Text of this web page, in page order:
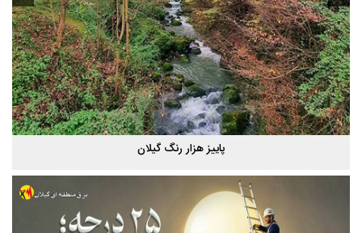
شب های همیشه روشن رشت